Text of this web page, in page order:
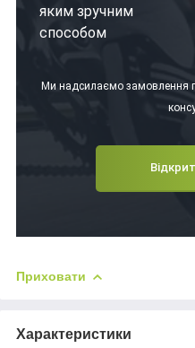
яким зручним
способом
Ми надсилаємо замовлення
Приховати
Характеристики